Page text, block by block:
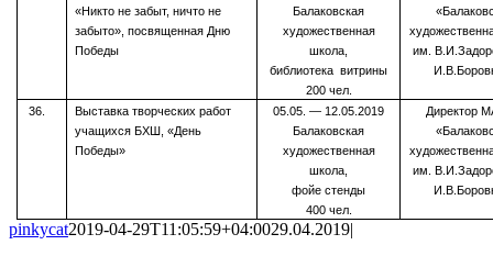
«Никто не забыт, ничто не
забыто», посвященная Дню
Победы
Балаковская
художественная
школа,
библиотека витрины
200 чел.
им.
36.
Выставка творческих работ
учащихся БХШ, «День
Победы»
05.05. — 12.05.2019
Балаковская
художественная
школа,
фойе стенды
400 чел.
Директор
им.
pinkycat2019-04-29T11:05:59+04:0029.04.2019|